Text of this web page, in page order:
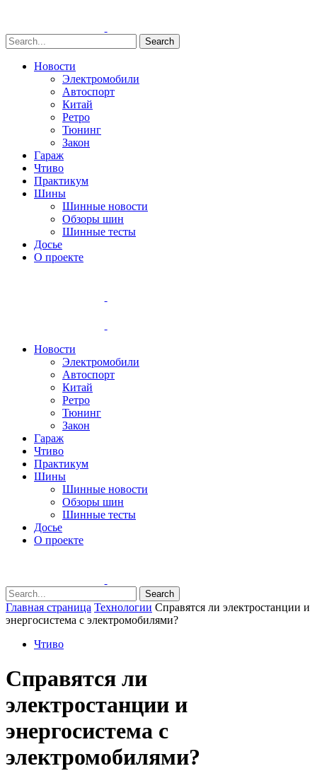
Search
Новости
Электромобили
Автоспорт
Китай
Ретро
Тюнинг
Закон
Гараж
Чтиво
Практикум
Шины
Шинные новости
Обзоры шин
Шинные тесты
Досье
О проекте
Новости
Электромобили
Автоспорт
Китай
Ретро
Тюнинг
Закон
Гараж
Чтиво
Практикум
Шины
Шинные новости
Обзоры шин
Шинные тесты
Досье
О проекте
Search
Главная страница Технологии Справятся ли электростанции и
энергосистема с электромобилями?
Чтиво
Справятся ли
электростанции и
энергосистема с
электромобилями?